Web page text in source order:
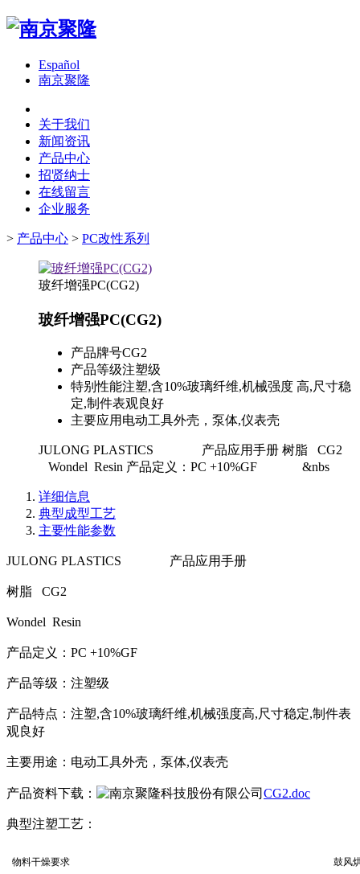
Español
南京聚隆
关于我们
新闻资讯
产品中心
招贤纳士
在线留言
企业服务
> 产品中心 > PC改性系列
玻纤增强PC(CG2)
玻纤增强PC(CG2)
产品牌号CG2
产品等级注塑级
特别性能注塑,含10%玻璃纤维,机械强度 高,尺寸稳
定,制件表观良好
主要应用 电动工具外壳，泵体,仪表壳
JULONG PLASTICS 产品应用手册 树脂 CG2
Wondel Resin 产品定义：PC +10%GF &nbs
详细信息
典型成型工艺
主要性能参数
JULONG PLASTICS 产品应用手册
树脂 CG2
Wondel Resin
产品定义：PC +10%GF
产品等级：注塑级
产品特点：注塑,含10%玻璃纤维,机械强度高,尺寸稳定,制件表
观良好
主要用途：电动工具外壳，泵体,仪表壳
产品资料下载： CG2.doc
典型注塑工艺：
物料干燥要求 鼓风